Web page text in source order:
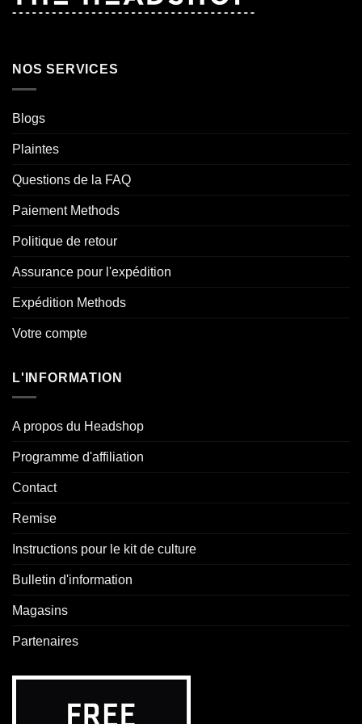
NOS SERVICES
Blogs
Plaintes
Questions de la FAQ
Paiement Methods
Politique de retour
Assurance pour l'expédition
Expédition Methods
Votre compte
L'INFORMATION
A propos du Headshop
Programme d'affiliation
Contact
Remise
Instructions pour le kit de culture
Bulletin d'information
Magasins
Partenaires